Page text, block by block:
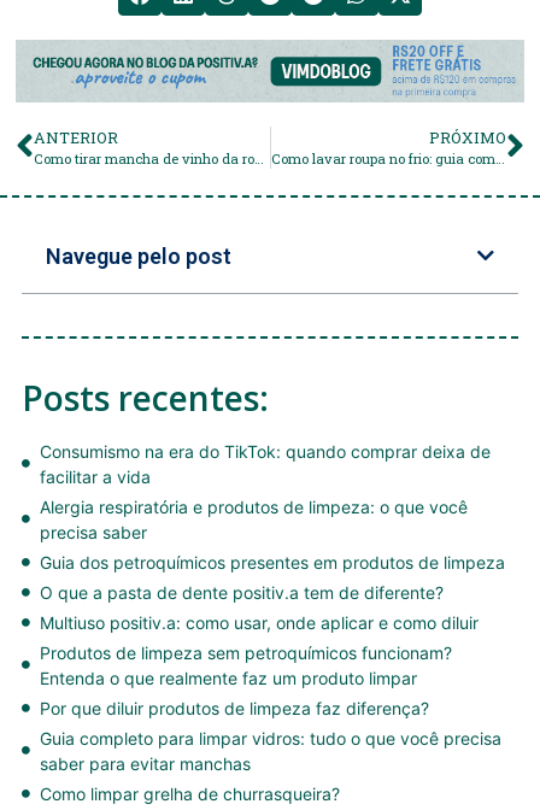
ANTERIOR PRÓXIMO
Navegue pelo post
Posts recentes:
Consumismo na era do TikTok: quando comprar deixa de
facilitar a vida
Alergia respiratória e produtos de limpeza: o que você
precisa saber
Guia dos petroquímicos presentes em produtos de limpeza
O que a pasta de dente positiv.a tem de diferente?
Multiuso positiv.a: como usar, onde aplicar e como diluir
Produtos de limpeza sem petroquímicos funcionam?
Entenda o que realmente faz um produto limpar
Por que diluir produtos de limpeza faz diferença?
Guia completo para limpar vidros: tudo o que você precisa
saber para evitar manchas
Como limpar grelha de churrasqueira?